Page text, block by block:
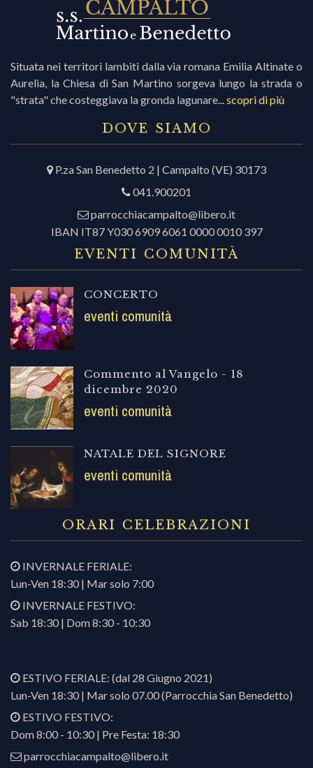
Situata nei territori lambiti dalla via romana Emilia Altinate o
Aurelia, la Chiesa di San Martino sorgeva lungo la strada o
"strata" che costeggiava la gronda lagunare... scopri di più
DOVE SIAMO
P.za San Benedetto 2 | Campalto (VE) 30173
041.900201
parrocchiacampalto@libero.it
IBAN IT87 Y030 6909 6061 0000 0010 397
EVENTI COMUNITÀ
CONCERTO
eventi comunità
Commento al Vangelo - 18
dicembre 2020
eventi comunità
NATALE DEL SIGNORE
eventi comunità
ORARI CELEBRAZIONI
INVERNALE FERIALE:
Lun-Ven 18:30 | Mar solo 7:00
INVERNALE FESTIVO:
Sab 18:30 | Dom 8:30 - 10:30
ESTIVO FERIALE: (dal 28 Giugno 2021)
Lun-Ven 18:30 | Mar solo 07.00 (Parrocchia San Benedetto)
ESTIVO FESTIVO:
Dom 8:00 - 10:30 | Pre Festa: 18:30
parrocchiacampalto@libero.it